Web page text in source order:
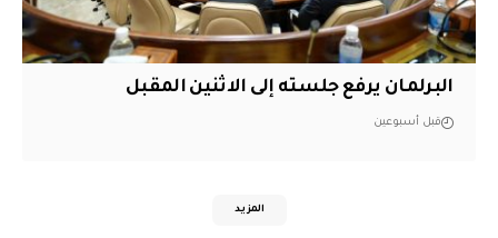
البرلمان يرفع جلسته إلى الاثنين المقبل
قبل أسبوعين
المزيد